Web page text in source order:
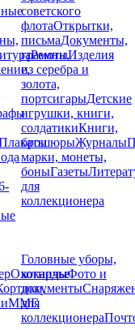
Ремни,
советского
флотаОткрытки,
письмаДокументы,
грамотыИзделия
из серебра и
золота,
портсигарыДетские
игрушки, книги,
солдатикиКниги,
брошюрыЖурналы
марки, монеты,
боныГазеты
для
коллекционера
Охотничье
ММГ,
Головные уборы,
кокардыФото и
документы
для
коллекционера